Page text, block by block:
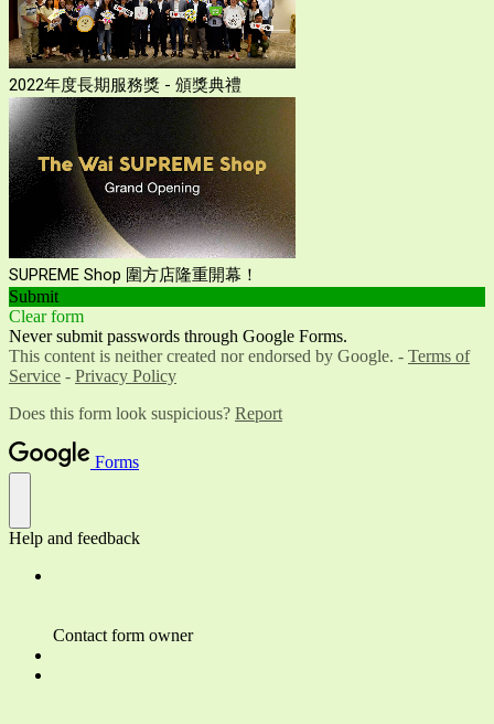
2022年度長期服務獎 - 頒獎典禮
SUPREME Shop 圍方店隆重開幕！
Submit
Clear form
Never submit passwords through Google Forms.
This content is neither created nor endorsed by Google. - Terms of
Service - Privacy Policy
Does this form look suspicious? Report
Forms
Help and feedback
Contact form owner